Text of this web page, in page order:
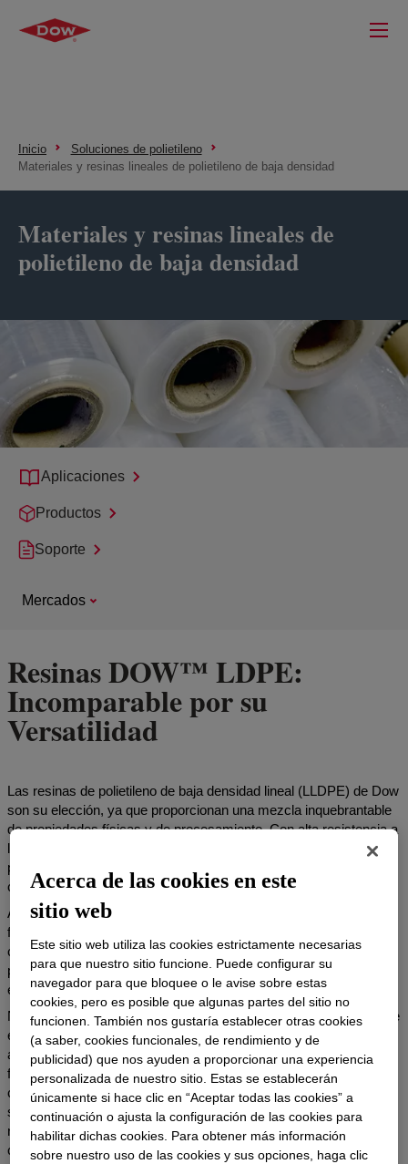
Inicio
Soluciones de polietileno
Materiales y resinas lineales de polietileno de baja densidad
Materiales y resinas lineales de
polietileno de baja densidad
Aplicaciones
Productos
Soporte
Mercados
Resinas DOW™ LDPE:
Incomparable por su
Versatilidad
Las resinas de polietileno de baja densidad lineal (LLDPE) de Dow
son su elección, ya que proporcionan una mezcla inquebrantable
de propiedades físicas y de procesamiento. Con alta resistencia a
la tensión, excepcional resistencia al impacto y resistencia a las
perforaciones de primera, estas resinas ofrecen durabilidad que
cumple con los estándares más exigentes.
Además, Dow LLDPE garantiza un excelente estiramiento,
flexibilidad y elongación, todo mientras mantiene un flujo de fusión
consistente y un cizallamiento bajo. Esta combinación única
permite la creación de películas más delgadas con perfiles
excepcionalmente sólidos.
Nuestra cartera actual de LLDPE es un catálogo meticulosamente
equilibrado, con resinas adaptadas a una amplia gama de
aplicaciones. Ya sea que sus necesidades sean en usos finales
flexibles o rígidos, las resinas LLDPE de Dow están listas para
cumplir con los desafíos y las expectativas de su industria. Ya
sea que trabaje en geomembranas, resinas flexibles o más allá,
nuestras resinas LLDPE ofrecen el rendimiento con el que puede
contar.
Acerca de las cookies en este
sitio web
Este sitio web utiliza las cookies estrictamente necesarias
para que nuestro sitio funcione. Puede configurar su
navegador para que bloquee o le avise sobre estas
cookies, pero es posible que algunas partes del sitio no
funcionen. También nos gustaría establecer otras cookies
(a saber, cookies funcionales, de rendimiento y de
publicidad) que nos ayuden a proporcionar una experiencia
personalizada de nuestro sitio. Estas se establecerán
únicamente si hace clic en “Aceptar todas las cookies” a
continuación o ajusta la configuración de las cookies para
habilitar dichas cookies. Para obtener más información
sobre nuestro uso de las cookies y sus opciones, haga clic